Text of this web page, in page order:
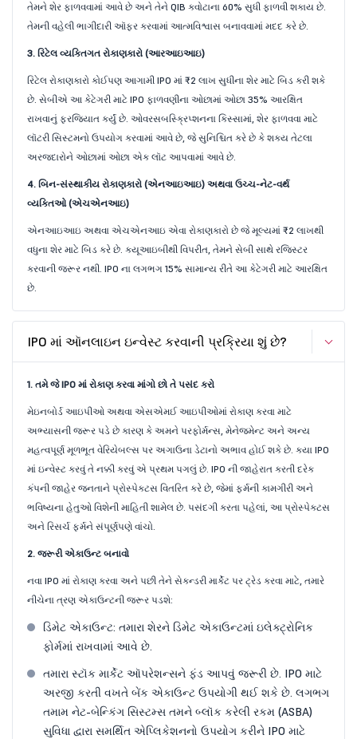
તેમને શેર ફાળવવામાં આવે છે અને તેને QIB ક્વોટાના 60% સુધી ફાળવી શકાય છે.
તેમની વહેલી ભાગીદારી ઑફર કરવામાં આત્મવિશ્વાસ બનાવવામાં મદદ કરે છે.
3. રિટેલ વ્યક્તિગત રોકાણકારો (આરઆઇઆઇ)
રિટેલ રોકાણકારો કોઈપણ આગામી IPO માં ₹2 લાખ સુધીના શેર માટે બિડ કરી શકે
છે. સેબીએ આ કેટેગરી માટે IPO ફાળવણીના ઓછામાં ઓછા 35% આરક્ષિત
રાખવાનું ફરજિયાત કર્યું છે. ઓવરસબસ્ક્રિપ્શનના કિસ્સામાં, શેર ફાળવવા માટે
લૉટરી સિસ્ટમનો ઉપયોગ કરવામાં આવે છે, જે સુનિશ્ચિત કરે છે કે શક્ય તેટલા
અરજદારોને ઓછામાં ઓછા એક લૉટ આપવામાં આવે છે.
4. બિન-સંસ્થાકીય રોકાણકારો (એનઆઇઆઇ) અથવા ઉચ્ચ-નેટ-વર્થ
વ્યક્તિઓ (એચએનઆઇ)
એનઆઇઆઇ અથવા એચએનઆઇ એવા રોકાણકારો છે જે મૂલ્યમાં ₹2 લાખથી
વધુના શેર માટે બિડ કરે છે. ક્યૂઆઇબીથી વિપરીત, તેમને સેબી સાથે રજિસ્ટર
કરવાની જરૂર નથી. IPO ના લગભગ 15% સામાન્ય રીતે આ કેટેગરી માટે આરક્ષિત
છે.
IPO માં ઑનલાઇન ઇન્વેસ્ટ કરવાની પ્રક્રિયા શું છે?
1. તમે જે IPO માં રોકાણ કરવા માંગો છો તે પસંદ કરો
મેઇનબોર્ડ આઇપીઓ અથવા એસએમઈ આઇપીઓમાં રોકાણ કરવા માટે
અભ્યાસની જરૂર પડે છે કારણ કે અમને પરફોર્મન્સ, મેનેજમેન્ટ અને અન્ય
મહત્વપૂર્ણ મૂળભૂત વેરિયેબલ્સ પર અગાઉના ડેટાનો અભાવ હોઈ શકે છે. કયા IPO
માં ઇન્વેસ્ટ કરવું તે નક્કી કરવું એ પ્રથમ પગલું છે. IPO ની જાહેરાત કરતી દરેક
કંપની જાહેર જનતાને પ્રોસ્પેક્ટસ વિતરિત કરે છે, જેમાં ફર્મની કામગીરી અને
ભવિષ્યના હેતુઓ વિશેની માહિતી શામેલ છે. પસંદગી કરતા પહેલાં, આ પ્રોસ્પેક્ટસ
અને રિસર્ચ ફર્મને સંપૂર્ણપણે વાંચો.
2. જરૂરી એકાઉન્ટ બનાવો
નવા IPO માં રોકાણ કરવા અને પછી તેને સેકન્ડરી માર્કેટ પર ટ્રેડ કરવા માટે, તમારે
નીચેના ત્રણ એકાઉન્ટની જરૂર પડશે:
ડિમેટ એકાઉન્ટ: તમારા શેરને ડિમેટ એકાઉન્ટમાં ઇલેક્ટ્રોનિક
ફોર્મમાં રાખવામાં આવે છે.
તમારા સ્ટૉક માર્કેટ ઑપરેશન્સને ફંડ આપવું જરૂરી છે. IPO માટે
અરજી કરતી વખતે બેંક એકાઉન્ટ ઉપયોગી થઈ શકે છે. લગભગ
તમામ નેટ-બેન્કિંગ સિસ્ટમ્સ તમને બ્લૉક કરેલી રકમ (ASBA)
સુવિધા દ્વારા સમર્થિત એપ્લિકેશનનો ઉપયોગ કરીને IPO માટે